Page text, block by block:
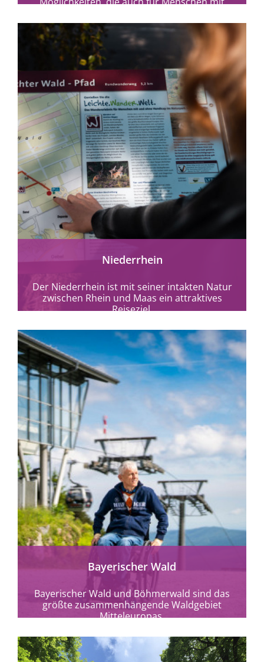
mehr erfahren
Niederrhein
Der Niederrhein ist mit seiner intakten Natur
zwischen Rhein und Maas ein attraktives
Reiseziel.
mehr erfahren
Bayerischer Wald
Bayerischer Wald und Böhmerwald sind das
größte zusammenhängende Waldgebiet
Mitteleuropas.